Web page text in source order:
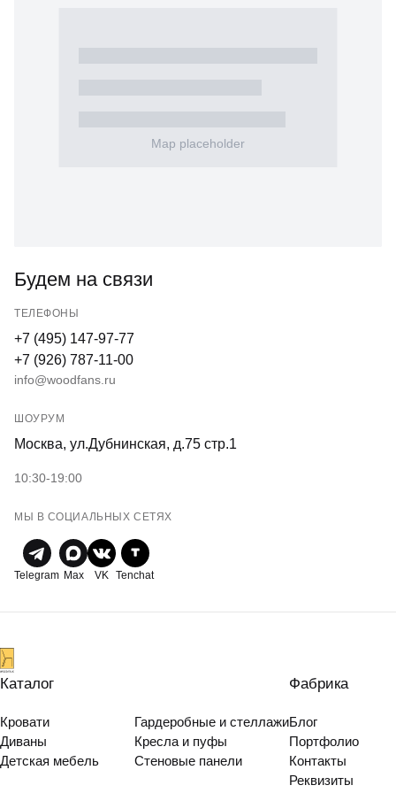
Будем на связи
ТЕЛЕФОНЫ
+7 (495) 147-97-77
+7 (926) 787-11-00
info@woodfans.ru
ШОУРУМ
Москва, ул.Дубнинская, д.75 стр.1
10:30-19:00
МЫ В СОЦИАЛЬНЫХ СЕТЯХ
Telegram Max VK Tenchat
Каталог
Кровати
Диваны
Детская мебель
Гардеробные и стеллажи
Кресла и пуфы
Стеновые панели
Фабрика
Блог
Портфолио
Контакты
Реквизиты